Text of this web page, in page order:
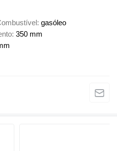
gasóleo
350 mm